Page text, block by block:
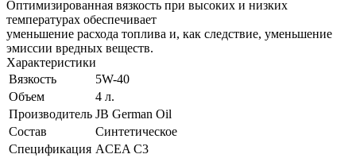
Оптимизированная вязкость при высоких и низких
температурах обеспечивает
уменьшение расхода топлива и, как следствие, уменьшение
эмиссии вредных веществ.
Характеристики
Вязкость
5W-40
Объем
4 л.
Производитель JB German Oil
Состав
Синтетическое
Спецификация ACEA C3